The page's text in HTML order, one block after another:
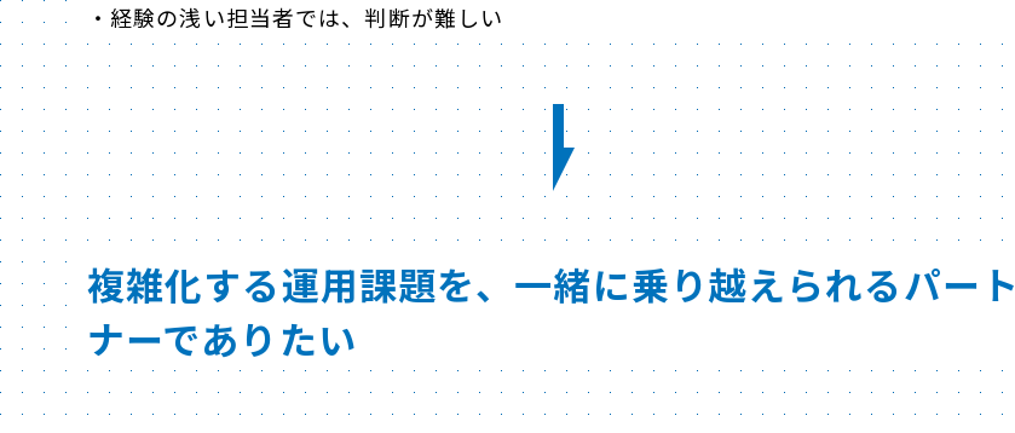
・経験の浅い担当者では、判断が難しい
複雑化する運用課題を、一緒に乗り越えられるパート
ナーでありたい